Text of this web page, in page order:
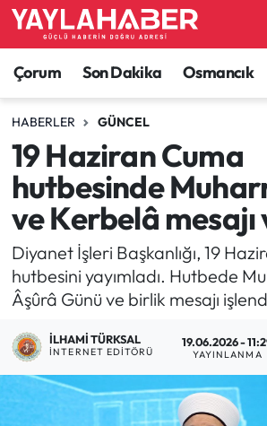
Çorum Son Dakika Osmancık
HABERLER GÜNCEL
19 Haziran Cuma
hutbesinde
ve Kerbelâ
Diyanet İşleri Başkanlığı, 19
hutbesini yayımladı. Hutbede
Âşûrâ Günü ve birlik mesajı
İLHAMI TÜRKSAL
İNTERNET EDITÖRÜ
19.06.2026 -
YAYINLANMA
Alaca Haberleri
Bayat Haberleri
Bilgi - Keşfet Haberleri
Bilim ve Teknoloji
Boğazkale Haberleri
Çorum Haberleri
Çorum Son Dakika Haberleri
Dodurga Haberleri
Çorum Nöbetçi Eczaneler
Çorum Hava Durumu
Çorum Namaz Vakitleri
Çorum Trafik Yoğunluk Haritası
TFF 1.Lig Puan Durumu ve
Tüm Manşetler
Son Dakika Haberleri
Haber Arşivi